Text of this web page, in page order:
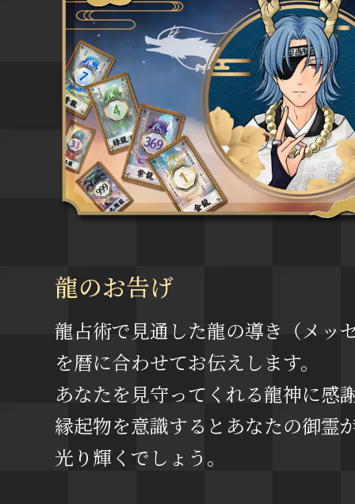
龍のお告げ
龍占術で見通した龍の導き（メッ
を暦に合わせてお伝えします。
あなたを見守ってくれる龍神に感
縁起物を意識するとあなたの御霊
光り輝くでしょう。